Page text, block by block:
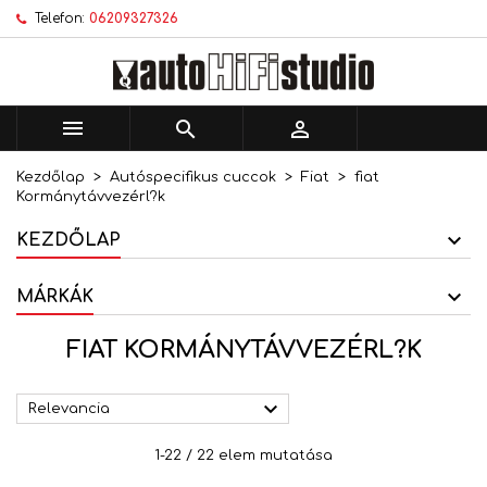
Telefon: 06209327326
  
Kezdőlap Autóspecifikus cuccok Fiat
fiat
Kormánytávvezérl?k
KEZDŐLAP
MÁRKÁK
FIAT KORMÁNYTÁVVEZÉRL?K
Relevancia 
1-22 / 22 elem mutatása
Kívánságlistáim ×
Új lista létrehozása
((modalTitle)) ×
Kívánságlista létrehozása ×
Kívánságlista neve
Bejelentkezés ×
történő mentéséhez.